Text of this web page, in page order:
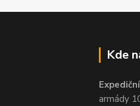
Kde
armády